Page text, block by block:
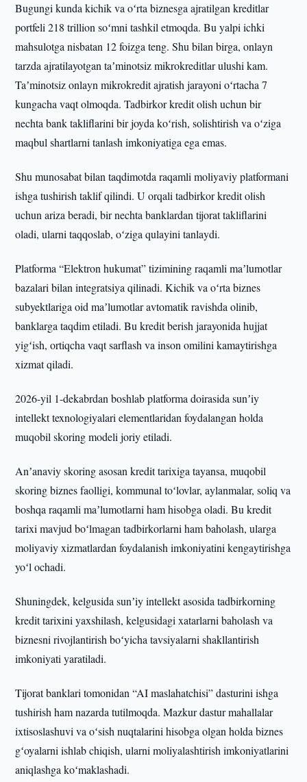
Bugungi kunda kichik va oʻrta biznesga ajratilgan kreditlar
portfeli 218 trillion soʻmni tashkil etmoqda. Bu yalpi ichki
mahsulotga nisbatan 12 foizga teng. Shu bilan birga, onlayn
tarzda ajratilayotgan taʼminotsiz mikrokreditlar ulushi kam.
Taʼminotsiz onlayn mikrokredit ajratish jarayoni oʻrtacha 7
kungacha vaqt olmoqda. Tadbirkor kredit olish uchun bir
nechta bank takliflarini bir joyda koʻrish, solishtirish va oʻziga
maqbul shartlarni tanlash imkoniyatiga ega emas.
Shu munosabat bilan taqdimotda raqamli moliyaviy platformani
ishga tushirish taklif qilindi. U orqali tadbirkor kredit olish
uchun ariza beradi, bir nechta banklardan tijorat takliflarini
oladi, ularni taqqoslab, oʻziga qulayini tanlaydi.
Platforma “Elektron hukumat” tizimining raqamli maʼlumotlar
bazalari bilan integratsiya qilinadi. Kichik va oʻrta biznes
subyektlariga oid maʼlumotlar avtomatik ravishda olinib,
banklarga taqdim etiladi. Bu kredit berish jarayonida hujjat
yigʻish, ortiqcha vaqt sarflash va inson omilini kamaytirishga
xizmat qiladi.
2026-yil 1-dekabrdan boshlab platforma doirasida sunʼiy
intellekt texnologiyalari elementlaridan foydalangan holda
muqobil skoring modeli joriy etiladi.
Anʼanaviy skoring asosan kredit tarixiga tayansa, muqobil
skoring biznes faolligi, kommunal toʻlovlar, aylanmalar, soliq va
boshqa raqamli maʼlumotlarni ham hisobga oladi. Bu kredit
tarixi mavjud boʻlmagan tadbirkorlarni ham baholash, ularga
moliyaviy xizmatlardan foydalanish imkoniyatini kengaytirishga
yoʻl ochadi.
Shuningdek, kelgusida sunʼiy intellekt asosida tadbirkorning
kredit tarixini yaxshilash, kelgusidagi xatarlarni baholash va
biznesni rivojlantirish boʻyicha tavsiyalarni shakllantirish
imkoniyati yaratiladi.
Tijorat banklari tomonidan “AI maslahatchisi” dasturini ishga
tushirish ham nazarda tutilmoqda. Mazkur dastur mahallalar
ixtisoslashuvi va oʻsish nuqtalarini hisobga olgan holda biznes
gʻoyalarni ishlab chiqish, ularni moliyalashtirish imkoniyatlarini
aniqlashga koʻmaklashadi.